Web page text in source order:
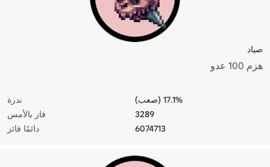
صياد
هزم 100 عدو
ندرة
17.1% (صعب)
فاز بالأمس
3289
دائمًا فائز
6074713